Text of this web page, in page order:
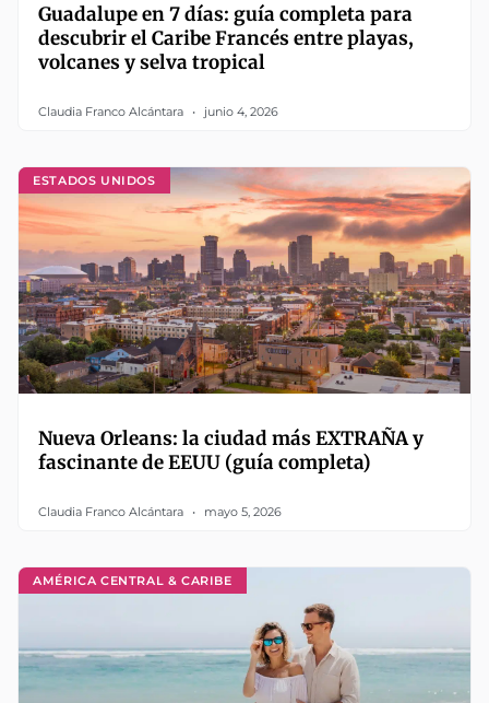
Guadalupe en 7 días: guía completa para
descubrir el Caribe Francés entre playas,
volcanes y selva tropical
Claudia Franco Alcántara junio 4, 2026
ESTADOS UNIDOS
Nueva Orleans: la ciudad más EXTRAÑA y
fascinante de EEUU (guía completa)
Claudia Franco Alcántara mayo 5, 2026
AMÉRICA CENTRAL & CARIBE